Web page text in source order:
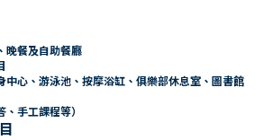
晚餐及自助餐廳
中心、游泳池、按摩浴缸、俱樂部休息室、圖書館
手工課程等）